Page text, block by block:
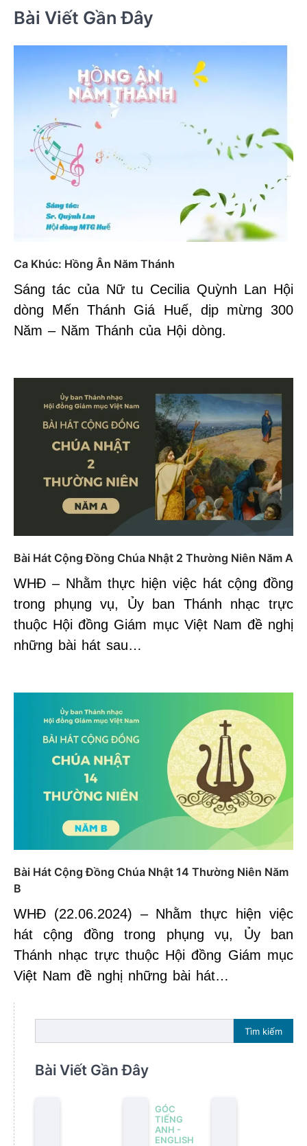
Bài Viết Gần Đây
Ca Khúc: Hồng Ân Năm Thánh
Sáng tác của Nữ tu Cecilia Quỳnh Lan Hội
dòng Mến Thánh Giá Huế, dịp mừng 300
Năm – Năm Thánh của Hội dòng.
Bài Hát Cộng Đồng Chúa Nhật 2 Thường Niên Năm A
WHĐ – Nhằm thực hiện việc hát cộng đồng
trong phụng vụ, Ủy ban Thánh nhạc trực
thuộc Hội đồng Giám mục Việt Nam đề nghị
những bài hát sau…
Bài Hát Cộng Đồng Chúa Nhật 14 Thường Niên Năm
B
WHĐ (22.06.2024) – Nhằm thực hiện việc
hát cộng đồng trong phụng vụ, Ủy ban
Thánh nhạc trực thuộc Hội đồng Giám mục
Việt Nam đề nghị những bài hát…
Tìm kiếm
Bài Viết Gần Đây
GÓC
TIẾNG
ANH -
ENGLISH